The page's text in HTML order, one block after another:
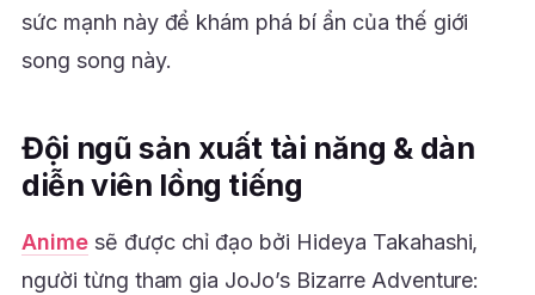
sức mạnh này để khám phá bí ẩn của thế giới
song song này.
Đội ngũ sản xuất tài năng & dàn
diễn viên lồng tiếng
Animesẽ được chỉ đạo bởi Hideya Takahashi,
người từng tham gia JoJo’s Bizarre Adventure: